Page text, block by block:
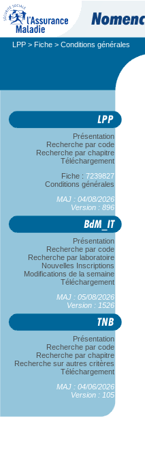
LPP > Fiche > Conditions générales
Présentation
Recherche par code
Recherche par chapitre
Téléchargement
Fiche : 7239827
Conditions générales
MAJ : 04/08/2026
Version : 896
Présentation
Recherche par code
Recherche par laboratoire
Nouvelles Inscriptions
Modifications de la semaine
Téléchargement
MAJ : 05/08/2026
Version : 1526
Présentation
Recherche par code
Recherche par chapitre
Recherche sur autres critères
Téléchargement
MAJ : 04/06/2026
Version : 105